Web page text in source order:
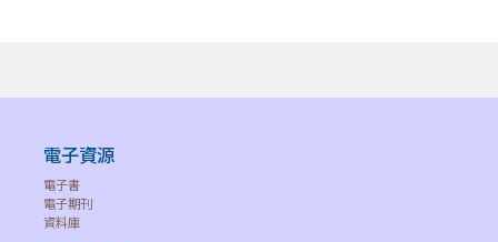
EBSCO
Complete
電子資源
電子書
電子期刊
資料庫